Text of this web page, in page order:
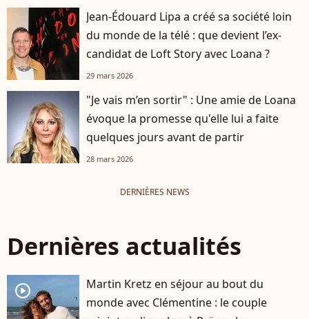
Jean-Édouard Lipa a créé sa société loin
du monde de la télé : que devient l’ex-
candidat de Loft Story avec Loana ?
29 mars 2026
"Je vais m’en sortir" : Une amie de Loana
évoque la promesse qu'elle lui a faite
quelques jours avant de partir
28 mars 2026
DERNIÈRES NEWS
Dernières actualités
player2
Martin Kretz en séjour au bout du
monde avec Clémentine : le couple